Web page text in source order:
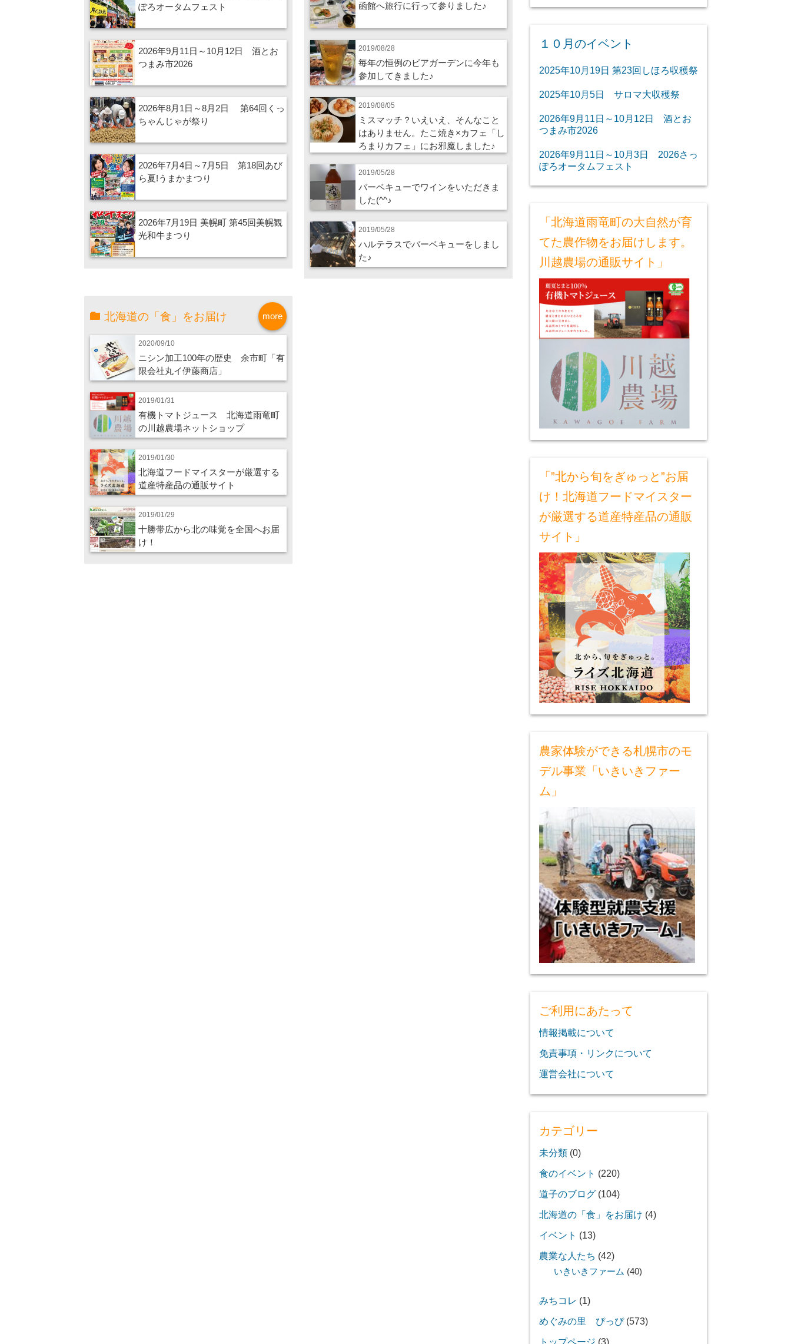
ぽろオータムフェスト
2026年9月11日～10月12日 酒とお
つまみ市2026
2026年8月1日～8月2日 第64回くっ
ちゃんじゃが祭り
2026年7月4日～7月5日 第18回あび
ら夏!うまかまつり
2026年7月19日 美幌町 第45回美幌観
光和牛まつり
函館へ旅行に行って参りました♪
2019/08/28
毎年の恒例のビアガーデンに今年も
参加してきました♪
2019/08/05
ミスマッチ？いえいえ、そんなこと
はありません。たこ焼き×カフェ「し
ろまりカフェ」にお邪魔しました♪
2019/05/28
バーベキューでワインをいただきま
した(^^♪
2019/05/28
ハルテラスでバーベキューをしまし
た♪
more
北海道の「食」をお届け
2020/09/10
ニシン加工100年の歴史 余市町「有
限会社丸イ伊藤商店」
2019/01/31
有機トマトジュース 北海道雨竜町
の川越農場ネットショップ
2019/01/30
北海道フードマイスターが厳選する
道産特産品の通販サイト
2019/01/29
十勝帯広から北の味覚を全国へお届
け！
１０月のイベント
2025年10月19日 第23回しほろ収穫祭
2025年10月5日 サロマ大収穫祭
2026年9月11日～10月12日 酒とお
つまみ市2026
2026年9月11日～10月3日 2026さっ
ぽろオータムフェスト
「北海道雨竜町の大自然が育
てた農作物をお届けします。
川越農場の通販サイト」
「”北から旬をぎゅっと”お届
け！北海道フードマイスター
が厳選する道産特産品の通販
サイト」
農家体験ができる札幌市のモ
デル事業「いきいきファー
ム」
ご利用にあたって
情報掲載について
免責事項・リンクについて
運営会社について
カテゴリー
未分類 (0)
食のイベント (220)
道子のブログ (104)
北海道の「食」をお届け (4)
イベント (13)
農業な人たち (42)
いきいきファーム (40)
みちコレ (1)
めぐみの里 ぴっぴ(573)
トップページ (3)